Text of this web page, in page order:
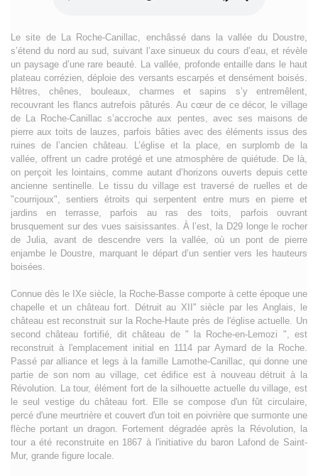
Le site de La Roche-Canillac, enchâssé dans la vallée du Doustre,
s’étend du nord au sud, suivant l’axe sinueux du cours d’eau, et révèle
un paysage d’une rare beauté. La vallée, profonde entaille dans le haut
plateau corrézien, déploie des versants escarpés et densément boisés.
Hêtres, chênes, bouleaux, charmes et sapins s’y entremêlent,
recouvrant les flancs autrefois pâturés. Au cœur de ce décor, le village
de La Roche-Canillac s’accroche aux pentes, avec ses maisons de
pierre aux toits de lauzes, parfois bâties avec des éléments issus des
ruines de l’ancien château. L’église et la place, en surplomb de la
vallée, offrent un cadre protégé et une atmosphère de quiétude. De là,
on perçoit les lointains, comme autant d’horizons ouverts depuis cette
ancienne sentinelle. Le tissu du village est traversé de ruelles et de
"courrijoux", sentiers étroits qui serpentent entre murs en pierre et
jardins en terrasse, parfois au ras des toits, parfois ouvrant
brusquement sur des vues saisissantes. À l’est, la D29 longe le rocher
de Julia, avant de descendre vers la vallée, où un pont de pierre
enjambe le Doustre, marquant le départ d’un sentier vers les hauteurs
boisées.
Connue dès le IXe siècle, la Roche-Basse comporte à cette époque une
chapelle et un château fort. Détruit au XII'' siècle par les Anglais, le
château est reconstruit sur la Roche-Haute près de l'église actuelle. Un
second château fortifié, dit château de " la Roche-en-Lemozi ", est
reconstruit à l'emplacement initial en 1114 par Aymard de la Roche.
Passé par alliance et legs à la famille Lamothe-Canillac, qui donne une
partie de son nom au village, cet édifice est à nouveau détruit à la
Révolution. La tour, élément fort de la silhouette actuelle du village, est
le seul vestige du château fort. Elle se compose d'un fût circulaire,
percé d'une meurtrière et couvert d'un toit en poivrière que surmonte une
flèche portant un dragon. Fortement dégradée après la Révolution, la
tour a été reconstruite en 1867 à l'initiative du baron Lafond de Saint-
Mur, grande figure locale.